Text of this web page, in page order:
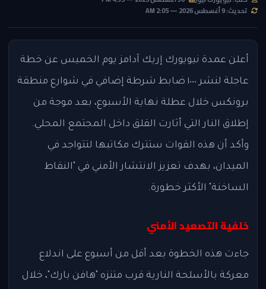
تحديث: 9 أغسطس 2026 — 2:05 AM
أعلن عمدة نيويورك إريك آدامز يوم الخميس عن خطة
عاجلة لنشر ١٠٠٠ ضابط شرطة إضافي في شوارع منطقة
برونكس خلال عطلة نهاية الأسبوع، بعد موجة من
إطلاق النار التي أثارت القلق داخل المجتمع المحلي.
وأكد أن هذه القوات ستترك مكاتبها لتتواجد في
الميدان، بهدف تعزيز الانتشار الأمني في "النقاط
الساخنة" الأكثر خطورة.
خلفية التصعيد الأمني
جاءت هذه الخطوة بعد أقل من أسبوع على اندلاع
معركة بالأسلحة النارية قرب متنزه "هافن بارك"، خلال